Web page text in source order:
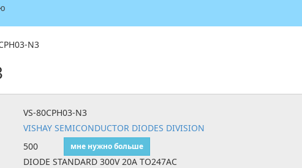
N3
VS-80CPH03-N3
VISHAY SEMICONDUCTOR DIODES DIVISION
500 мне нужно больше
DIODE STANDARD 300V 20A TO247AC